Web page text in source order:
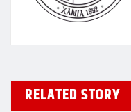
RELATED STORY